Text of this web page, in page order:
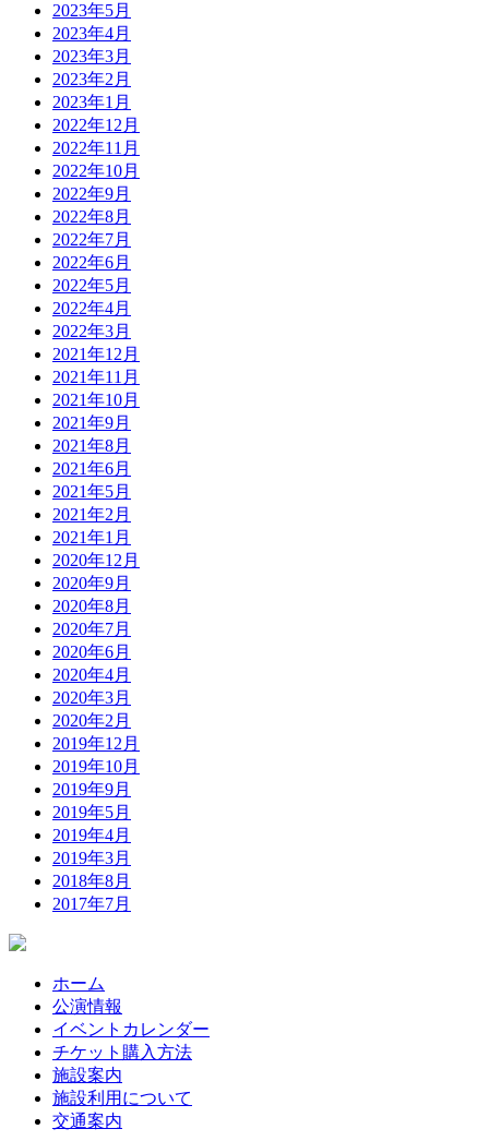
2023年5月
2023年4月
2023年3月
2023年2月
2023年1月
2022年12月
2022年11月
2022年10月
2022年9月
2022年8月
2022年7月
2022年6月
2022年5月
2022年4月
2022年3月
2021年12月
2021年11月
2021年10月
2021年9月
2021年8月
2021年6月
2021年5月
2021年2月
2021年1月
2020年12月
2020年9月
2020年8月
2020年7月
2020年6月
2020年4月
2020年3月
2020年2月
2019年12月
2019年10月
2019年9月
2019年5月
2019年4月
2019年3月
2018年8月
2017年7月
ホーム
公演情報
イベントカレンダー
チケット購入方法
施設案内
施設利用について
交通案内